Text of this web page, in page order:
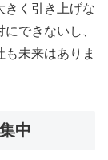
きく引き上げな
できないし、
未来はありま
中